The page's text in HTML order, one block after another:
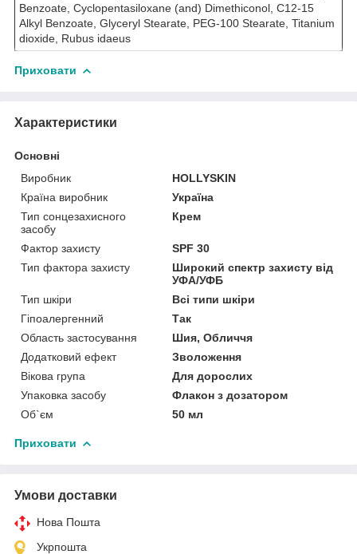
Benzoate, Cyclopentasiloxane (and) Dimethiconol, C12-15
Alkyl Benzoate, Glyceryl Stearate, PEG-100 Stearate, Titanium
dioxide, Rubus idaeus
Приховати
Характеристики
Основні
Виробник
HOLLYSKIN
Країна виробник
Україна
Тип сонцезахисного
засобу
Крем
Фактор захисту
SPF 30
Тип фактора захисту
Широкий спектр захисту від
УФА/УФБ
Тип шкіри
Всі типи шкіри
Гіпоалергенний
Так
Область застосування
Шия, Обличчя
Додатковий ефект
Зволоження
Вікова група
Для дорослих
Упаковка засобу
Флакон з дозатором
Об`єм
50 мл
Приховати
Умови доставки
Нова Пошта
Укрпошта